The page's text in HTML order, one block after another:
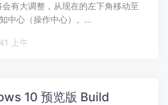
有大调整，从现在的左下角移动至
中心（操作中心）。…
1 月 16 日, 7:41 上午
10 预览版 Build